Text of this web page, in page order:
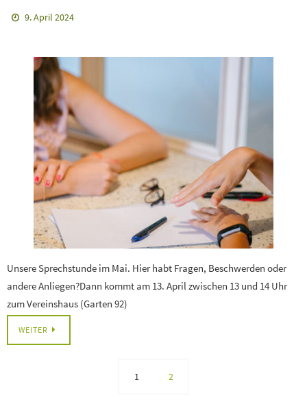
9. April 2024
Unsere Sprechstunde im Mai. Hier habt Fragen, Beschwerden oder
andere Anliegen?Dann kommt am 13. April zwischen 13 und 14 Uhr
zum Vereinshaus (Garten 92)
WEITER
1 2